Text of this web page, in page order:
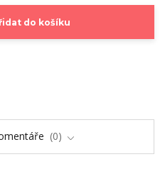
do košíku
0